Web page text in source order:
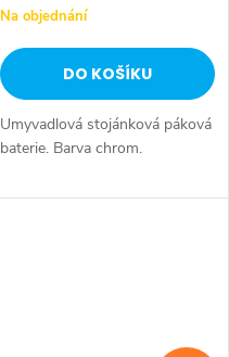
Na objednání
DO KOŠÍKU
Umyvadlová stojánková páková
baterie. Barva chrom.